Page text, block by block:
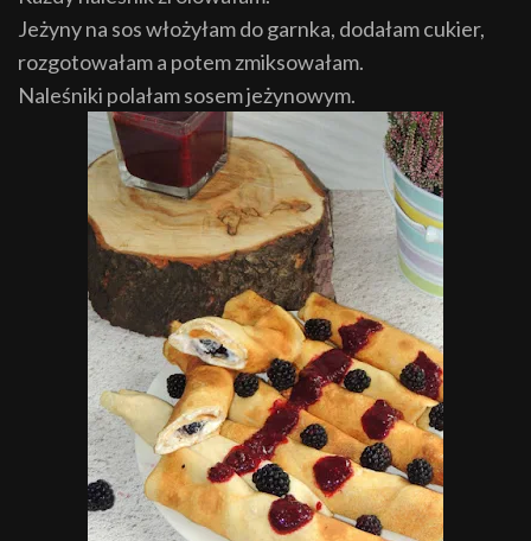
Jeżyny na sos włożyłam do garnka, dodałam cukier,
rozgotowałam a potem zmiksowałam.
Naleśniki polałam sosem jeżynowym.